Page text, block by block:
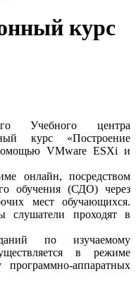
курс
Учебного центра
курс «Построение
VMware ESXi и
онлайн, посредством
обучения (СДО) через
мест обучающихся.
слушатели проходят в
по изучаемому
в режиме
аппаратных